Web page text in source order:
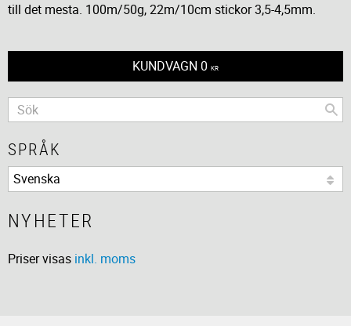
till det mesta. 100m/50g, 22m/10cm stickor 3,5-4,5mm.
KUNDVAGN 0 KR
SPRÅK
NYHETER
Priser visas inkl. moms